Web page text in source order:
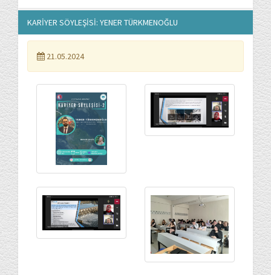
KARİYER SÖYLEŞİSİ: YENER TÜRKMENOĞLU
21.05.2024